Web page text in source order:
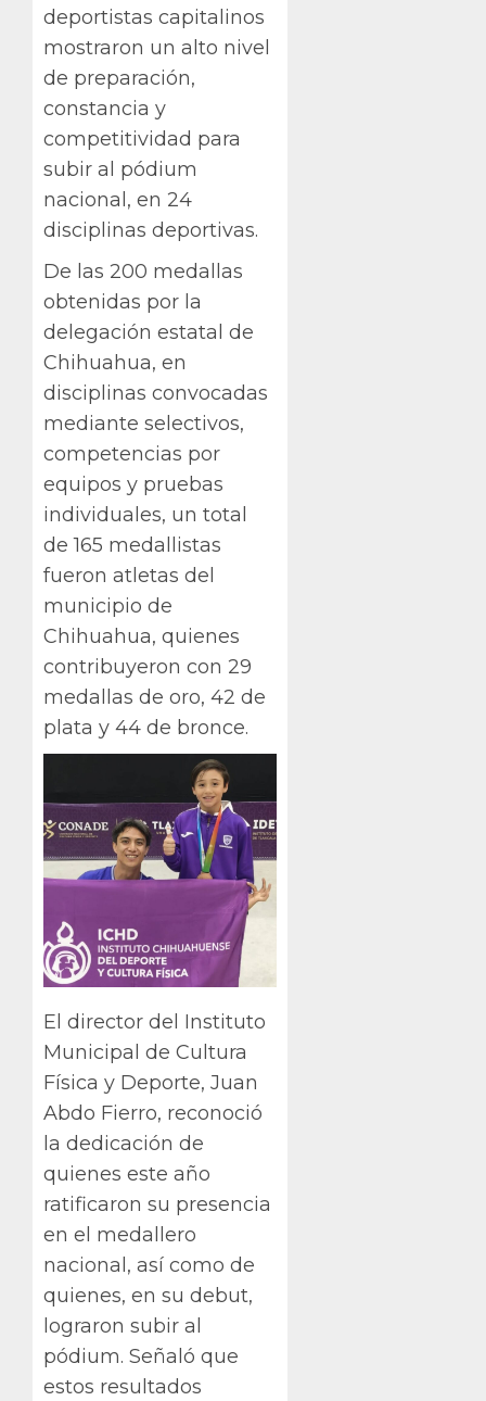
deportistas capitalinos
mostraron un alto nivel
de preparación,
constancia y
competitividad para
subir al pódium
nacional, en 24
disciplinas deportivas.
De las 200 medallas
obtenidas por la
delegación estatal de
Chihuahua, en
disciplinas convocadas
mediante selectivos,
competencias por
equipos y pruebas
individuales, un total
de 165 medallistas
fueron atletas del
municipio de
Chihuahua, quienes
contribuyeron con 29
medallas de oro, 42 de
plata y 44 de bronce.
El director del Instituto
Municipal de Cultura
Física y Deporte, Juan
Abdo Fierro, reconoció
la dedicación de
quienes este año
ratificaron su presencia
en el medallero
nacional, así como de
quienes, en su debut,
lograron subir al
pódium. Señaló que
estos resultados